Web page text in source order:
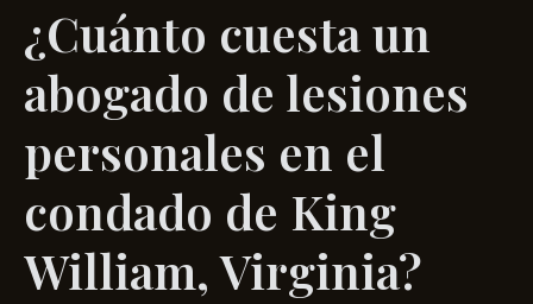
¿Cuánto cuesta un
abogado de lesiones
personales en el
condado de King
William, Virginia?